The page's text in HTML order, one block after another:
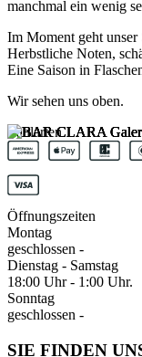
manchmal ein wenig
Im Moment geht unser
Herbstliche Noten,
Eine Saison in
Wir sehen uns oben.
Zahlarten
Öffnungszeiten
Montag
geschlossen -
Dienstag - Samstag
18:00 Uhr - 1:00 Uhr.
Sonntag
geschlossen -
SIE FINDEN